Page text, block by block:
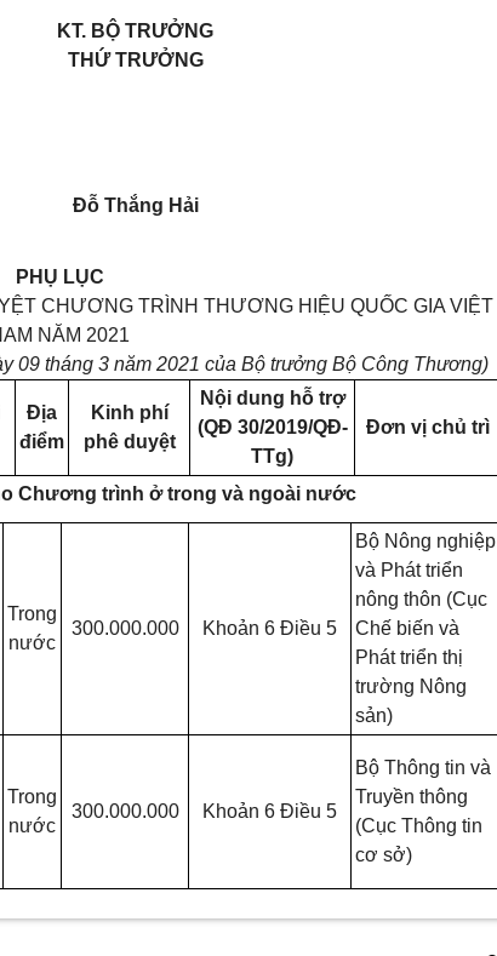
KT. BỘ TRƯỞNG
THỨ TRƯỞNG
Đỗ Thắng Hải
PHỤ LỤC
CHƯƠNG TRÌNH THƯƠNG HIỆU QUỐC GIA VIỆT
NĂM 2021
09 tháng 3 năm 2021 của Bộ trưởng Bộ Công Thương)
Địa
điểm
Kinh phí
phê duyệt
Nội dung hỗ trợ
(QĐ 30/2019/QĐ-
TTg)
Đơn vị chủ trì
Chương trình ởtrong và ngoài nước
Trong
nước
300.000.000 Khoản 6 Điều 5
Bộ Nông nghiệp
và Phát triển
nông thôn (Cục
Chế biến và
Phát triển thị
trường Nông
sản)
Trong
nước
300.000.000 Khoản 6 Điều 5
Bộ Thông tin và
Truyền thông
(Cục Thông tin
cơ sở)